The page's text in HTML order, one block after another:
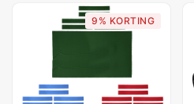
9% KORTING